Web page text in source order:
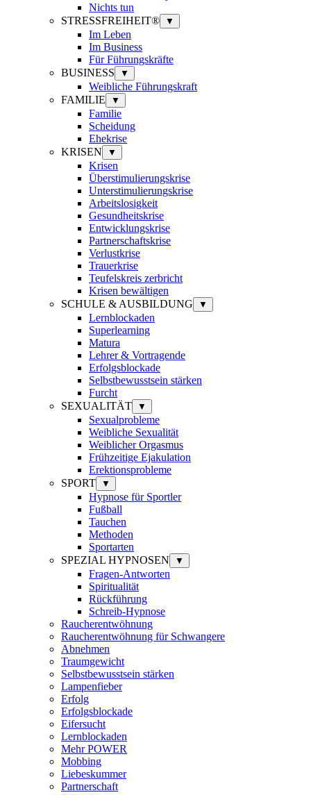
Nichts tun
STRESSFREIHEIT®
▼
Im Leben
Im Business
Für Führungskräfte
BUSINESS
▼
Weibliche Führungskraft
FAMILIE
▼
Familie
Scheidung
Ehekrise
KRISEN
▼
Krisen
Überstimulierungskrise
Unterstimulierungskrise
Arbeitslosigkeit
Gesundheitskrise
Entwicklungskrise
Partnerschaftskrise
Verlustkrise
Trauerkrise
Teufelskreis zerbricht
Krisen bewältigen
SCHULE & AUSBILDUNG
▼
Lernblockaden
Superlearning
Matura
Lehrer & Vortragende
Erfolgsblockade
Selbstbewusstsein stärken
Furcht
SEXUALITÄT
▼
Sexualprobleme
Weibliche Sexualität
Weiblicher Orgasmus
Frühzeitige Ejakulation
Erektionsprobleme
SPORT
▼
Hypnose für Sportler
Fußball
Tauchen
Methoden
Sportarten
SPEZIAL HYPNOSEN
▼
Fragen-Antworten
Spiritualität
Rückführung
Schreib-Hypnose
Raucherentwöhnung
Raucherentwöhnung für Schwangere
Abnehmen
Traumgewicht
Selbstbewusstsein stärken
Lampenfieber
Erfolg
Erfolgsblockade
Eifersucht
Lernblockaden
Mehr POWER
Mobbing
Liebeskummer
Partnerschaft